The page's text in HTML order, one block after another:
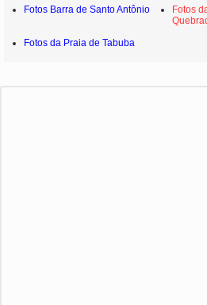
Fotos Barra de Santo Antônio
Fotos
Fotos da Praia de Tabuba